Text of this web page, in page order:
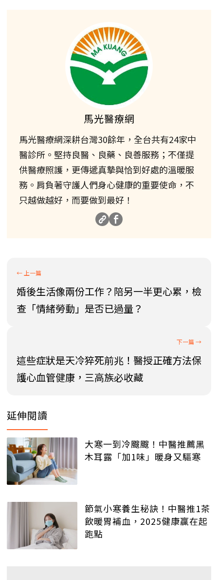
馬光醫療網
馬光醫療網深耕台灣30餘年，全台共有24家中
醫診所。堅持良醫、良藥、良善服務；不僅提
供醫療照護，更傳遞真摯與恰到好處的溫暖服
務。肩負著守護人們身心健康的重要使命，不
只越做越好，而要做到最好！
婚後生活像兩份工作？陪另一半更心累，檢
查「情緒勞動」是否已過量？
這些症狀是天冷猝死前兆！醫授正確方法保
護心血管健康，三高族必收藏
延伸閱讀
大寒一到冷颼颼！中醫推薦黑
木耳露「加1味」暖身又驅寒
節氣小寒養生秘訣！中醫推1茶
飲暖胃補血，2025健康贏在起
跑點